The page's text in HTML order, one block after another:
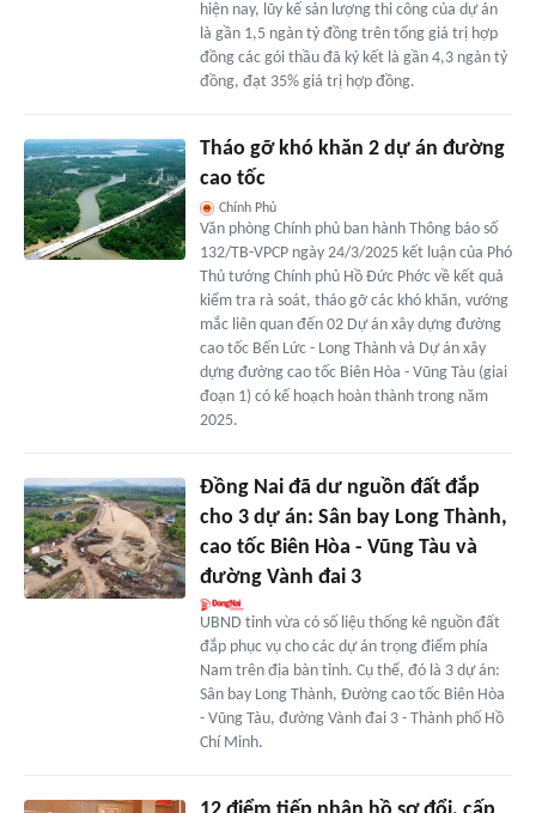
hiện nay, lũy kế sản lượng thi công của dự án
là gần 1,5 ngàn tỷ đồng trên tổng giá trị hợp
đồng các gói thầu đã ký kết là gần 4,3 ngàn tỷ
đồng, đạt 35% giá trị hợp đồng.
Tháo gỡ khó khăn 2 dự án đường
cao tốc
Chính Phủ
Văn phòng Chính phủ ban hành Thông báo số
132/TB-VPCP ngày 24/3/2025 kết luận của Phó
Thủ tướng Chính phủ Hồ Đức Phớc về kết quả
kiểm tra rà soát, tháo gỡ các khó khăn, vướng
mắc liên quan đến 02 Dự án xây dựng đường
cao tốc Bến Lức - Long Thành và Dự án xây
dựng đường cao tốc Biên Hòa - Vũng Tàu (giai
đoạn 1) có kế hoạch hoàn thành trong năm
2025.
Đồng Nai đã dư nguồn đất đắp
cho 3 dự án: Sân bay Long Thành,
cao tốc Biên Hòa - Vũng Tàu và
đường Vành đai 3
UBND tỉnh vừa có số liệu thống kê nguồn đất
đắp phục vụ cho các dự án trọng điểm phía
Nam trên địa bàn tỉnh. Cụ thể, đó là 3 dự án:
Sân bay Long Thành, Đường cao tốc Biên Hòa
- Vũng Tàu, đường Vành đai 3 - Thành phố Hồ
Chí Minh.